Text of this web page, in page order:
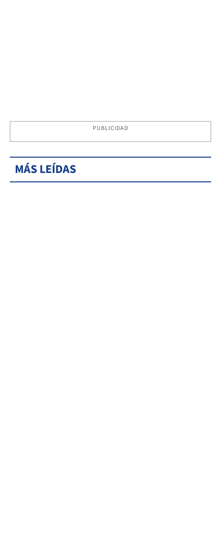
PUBLICIDAD
MÁS LEÍDAS